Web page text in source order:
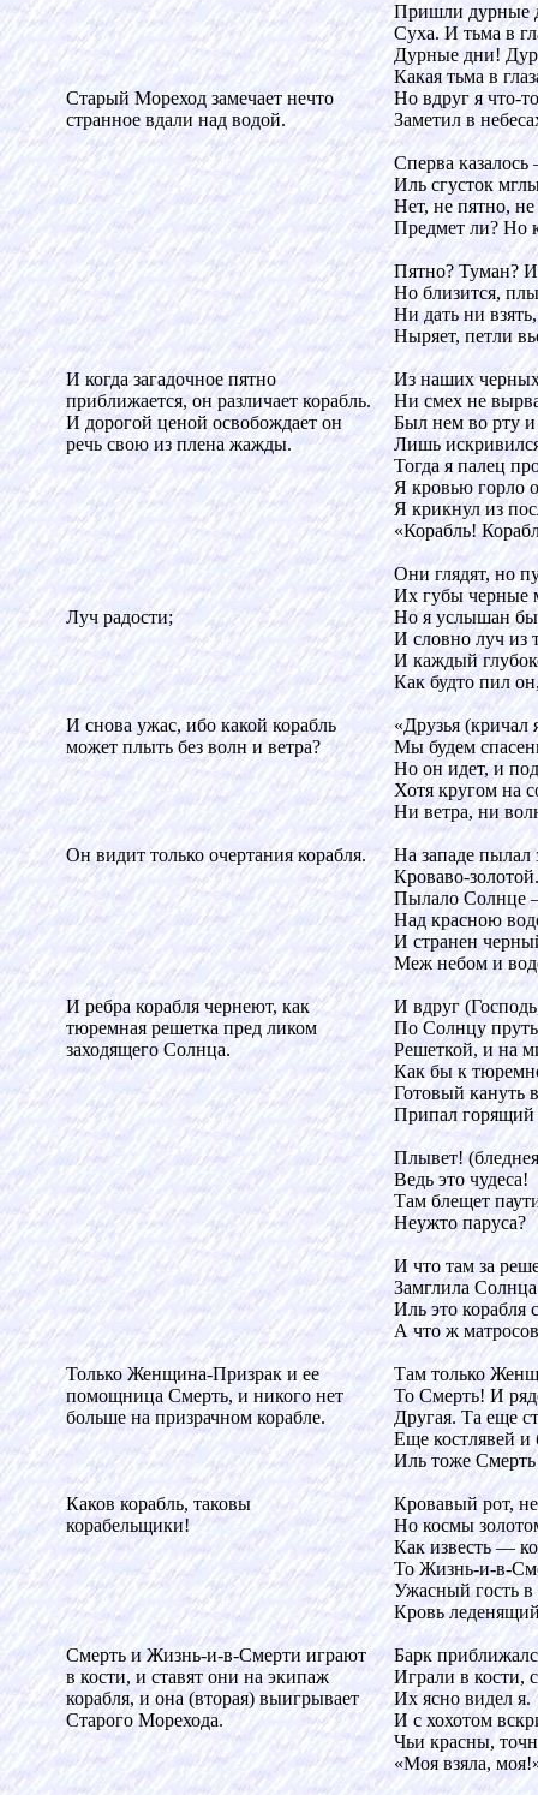
Пришли дурные
Суха. И тьма в
Дурные дни!
Какая тьма в
Старый Мореход замечает нечто
странное вдали над водой.
Но вдруг я что-
Заметил в
Сперва
Иль сгусток
Нет, не пятно,
Предмет ли? Но
Пятно? Туман?
Но близится,
Ни дать ни
Ныряет, петли
И когда загадочное пятно
приближается, он различает корабль.
И дорогой ценой освобождает он
речь свою из плена жажды.
Из наших
Ни смех не
Был нем во рту
Лишь
Тогда я палец
Я кровью горло
Я крикнул из
«Корабль!
Они глядят, но
Их губы черные
Луч радости;
Но я услышан
И словно луч из
И каждый
Как будто пил
И снова ужас, ибо какой корабль
может плыть без волн и ветра?
«Друзья (кричал
Мы будем
Но он идет, и
Хотя кругом на
Ни ветра, ни
Он видит только очертания корабля.
На западе пылал
Кроваво-
Пылало Солнце
Над красною
И странен
Меж небом и
И ребра корабля чернеют, как
тюремная решетка пред ликом
заходящего Солнца.
И вдруг
По Солнцу
Решеткой, и на
Как бы к
Готовый кануть
Припал горящий
Плывет!
Ведь это чудеса!
Там блещет
Неужто паруса?
И что там за
Замглила Солнца
Иль это корабля
А что ж
Только Женщина-Призрак и ее
помощница Смерть, и никого нет
больше на призрачном корабле.
Там только
То Смерть! И
Другая. Та еще
Еще костлявей и
Иль тоже Смерть
Каков корабль, таковы
корабельщики!
Кровавый рот,
Но космы
Как известь —
То Жизнь-и-в-
Ужасный гость в
Кровь
Смерть и Жизнь-и-в-Смерти играют
в кости, и ставят они на экипаж
корабля, и она (вторая) выигрывает
Старого Морехода.
Барк
Играли в кости,
Их ясно видел я.
И с хохотом
Чьи красны,
«Моя взяла,